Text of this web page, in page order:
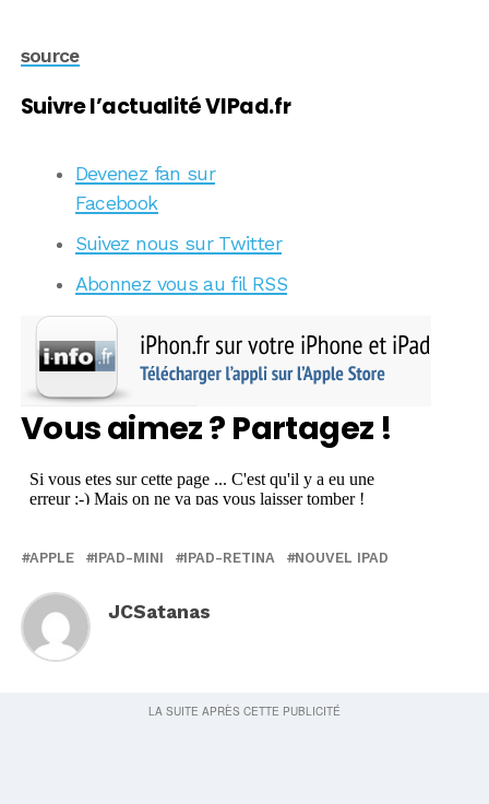
source
Suivre l’actualité VIPad.fr
Devenez fan sur
Facebook
Suivez nous sur Twitter
Abonnez vous au fil RSS
Vous aimez ? Partagez !
APPLE IPAD-MINI IPAD-RETINA NOUVEL IPAD
JCSatanas